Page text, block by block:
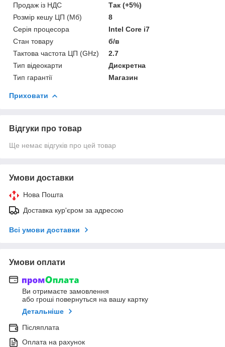
Продаж із НДС
Так (+5%)
Розмір кешу ЦП (Мб)
8
Серія процесора
Intel Core i7
Стан товару
б/в
Тактова частота ЦП (GHz)
2.7
Тип відеокарти
Дискретна
Тип гарантії
Магазин
Приховати
Відгуки про товар
Ще немає відгуків про цей товар
Умови доставки
Нова Пошта
Доставка кур'єром за адресою
Всі умови доставки
Умови оплати
Ви отримаєте замовлення
або гроші повернуться на вашу картку
Детальніше
Післяплата
Оплата на рахунок